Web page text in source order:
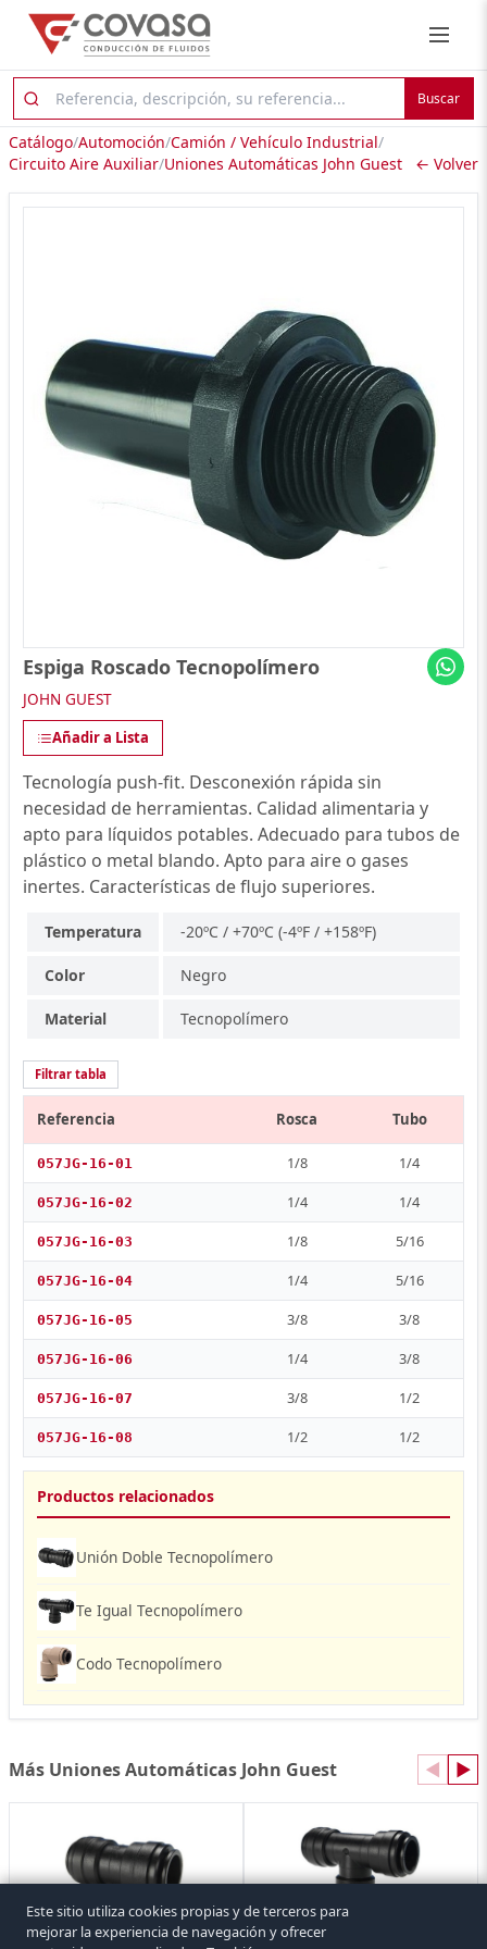
Buscar
Catálogo/Automoción/Camión / Vehículo Industrial/
Circuito Aire Auxiliar/Uniones Automáticas John Guest ← Volver
Espiga Roscado Tecnopolímero
JOHN GUEST
Añadir a Lista
Tecnología push-fit. Desconexión rápida sin
necesidad de herramientas. Calidad alimentaria y
apto para líquidos potables. Adecuado para tubos de
plástico o metal blando. Apto para aire o gases
inertes. Características de flujo superiores.
Temperatura -20ºC / +70ºC (-4ºF / +158ºF)
Color Negro
Material Tecnopolímero
Filtrar tabla
Referencia Rosca Tubo
057JG-16-01 1/8 1/4
057JG-16-02 1/4 1/4
057JG-16-03 1/8 5/16
057JG-16-04 1/4 5/16
057JG-16-05 3/8 3/8
057JG-16-06 1/4 3/8
057JG-16-07 3/8 1/2
057JG-16-08 1/2 1/2
Productos relacionados
Unión Doble Tecnopolímero
Te Igual Tecnopolímero
Codo Tecnopolímero
Más Uniones Automáticas John Guest ◀ ▶
Este sitio utiliza cookies propias y de terceros para
mejorar la experiencia de navegación y ofrecer